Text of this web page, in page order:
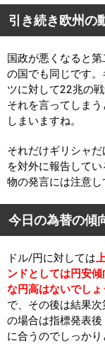
引き続き欧州の
国政が悪くなると
の国でも同じです
ツに対して22兆の
それを言ってしま
しまいますね。
それだけギリシャ
を対外に報告して
物の発言には注意し
今日の為替の傾
ドル/円に対しては
ンドとしては円安
な円高はないでし
で、その後は結果
の場合は指標発表
に合うのでしっかり